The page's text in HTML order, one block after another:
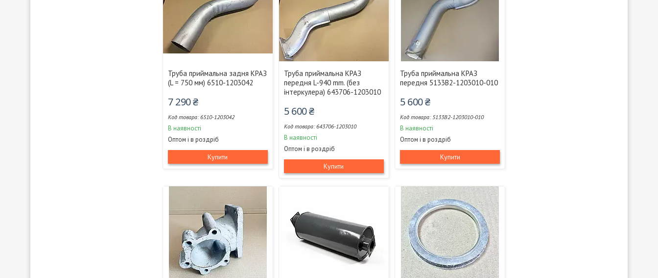
Труба приймальна задня КРАЗ
(L = 750 мм) 6510-1203042
7 290 ₴
6510-1203042
В наявності
Оптом і в роздріб
Купити
Труба приймальна КРАЗ
передня L-940 mm. (без
інтеркулера) 643706-1203010
5 600 ₴
643706-1203010
В наявності
Оптом і в роздріб
Купити
Труба приймальна КРАЗ
передня 5133В2-1203010-010
5 600 ₴
5133В2-1203010-010
В наявності
Оптом і в роздріб
Купити